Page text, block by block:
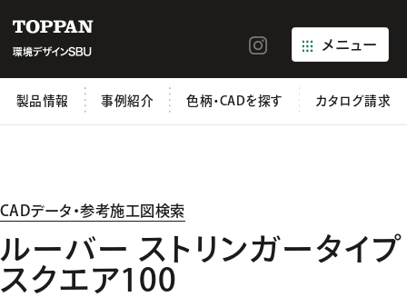
メニュー
製品情報 事例紹介 色柄・CADを探す カタログ請求
CADデータ・参考施工図検索
ルーバー ストリンガータイプ
スクエア100